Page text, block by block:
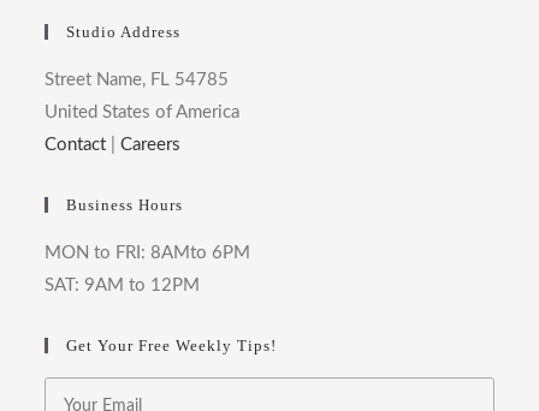
Studio Address
Street Name, FL 54785
United States of America
Contact |Careers
Business Hours
MON to FRI: 8AMto 6PM
SAT: 9AM to 12PM
Get Your Free Weekly Tips!